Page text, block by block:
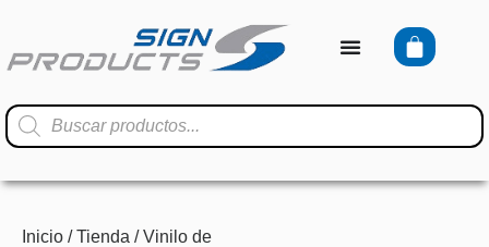
Inicio /Tienda /Vinilo de